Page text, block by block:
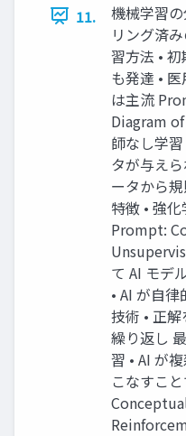
11.
機械学習
リング済
習⽅法 •
も発達 •
は主流
Diagram
師なし学
タが与え
ータから
特徴 • 強
Prompt:
て AI モデ
• AI が⾃
技術 • 正
繰り返し
習 • AI が
こなすこ